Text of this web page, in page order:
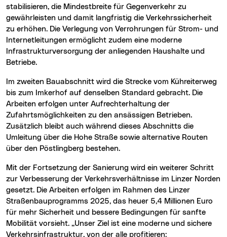
stabilisieren, die Mindestbreite für Gegenverkehr zu
gewährleisten und damit langfristig die Verkehrssicherheit
zu erhöhen. Die Verlegung von Verrohrungen für Strom- und
Internetleitungen ermöglicht zudem eine moderne
Infrastrukturversorgung der anliegenden Haushalte und
Betriebe.
bis zum Imkerhof auf denselben Standard gebracht. Die
Arbeiten erfolgen unter Aufrechterhaltung der
Zufahrtsmöglichkeiten zu den ansässigen Betrieben.
Zusätzlich bleibt auch während dieses Abschnitts die
Umleitung über die Hohe Straße sowie alternative Routen
über den Pöstlingberg bestehen.
Mit der Fortsetzung der Sanierung wird ein weiterer Schritt
zur Verbesserung der Verkehrsverhältnisse im Linzer Norden
gesetzt. Die Arbeiten erfolgen im Rahmen des Linzer
Straßenbauprogramms 2025, das heuer 5,4 Millionen Euro
für mehr Sicherheit und bessere Bedingungen für sanfte
Mobilität vorsieht. „Unser Ziel ist eine moderne und sichere
Verkehrsinfrastruktur, von der alle profitieren: